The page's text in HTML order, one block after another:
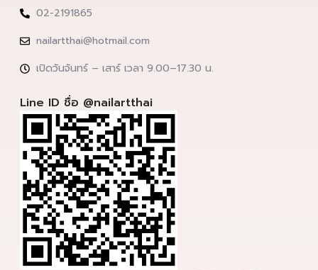
02-2191865
nailartthai@hotmail.com
เปิดวันจันทร์ – เสาร์ เวลา 9.00–17.30 น.
Line ID ชื่อ @nailartthai